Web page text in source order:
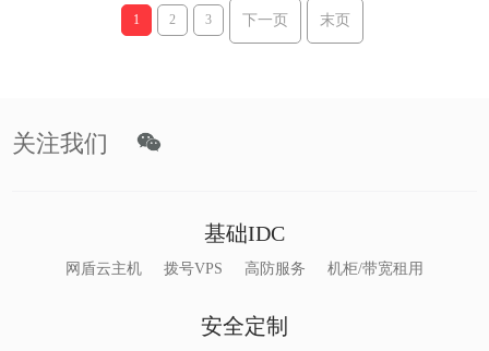
1 2 3 下一页 末页
关注我们
基础IDC
网盾云主机 拨号VPS 高防服务 机柜/带宽租用
安全定制